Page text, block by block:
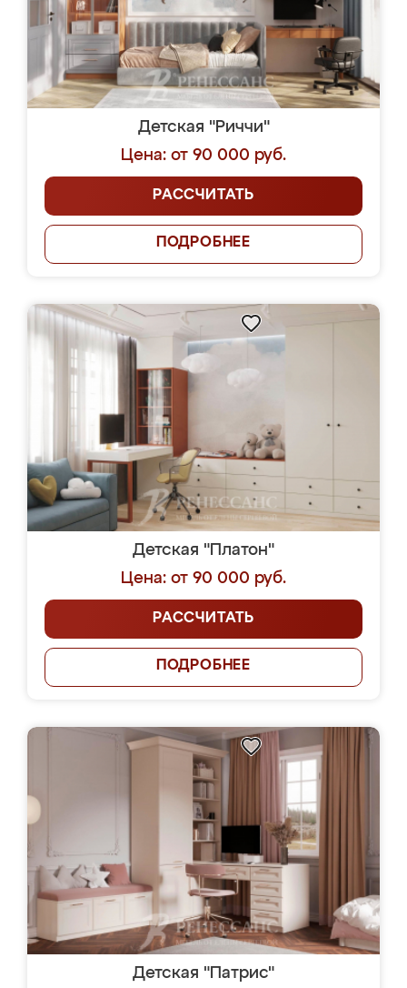
Детская "Риччи"
Цена: от 90 000 руб.
РАССЧИТАТЬ
ПОДРОБНЕЕ
Детская "Платон"
Цена: от 90 000 руб.
РАССЧИТАТЬ
ПОДРОБНЕЕ
Детская "Патрис"